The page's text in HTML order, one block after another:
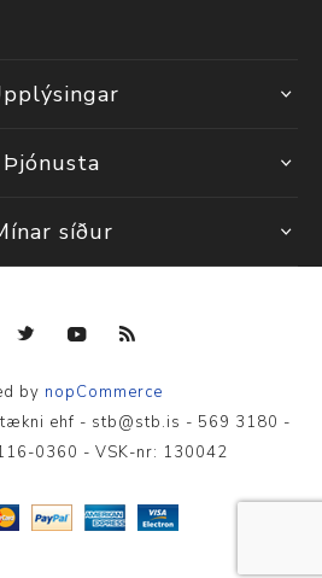
Þjónusta
síður
by nopCommerce
ehf - stb@stb.is - 569 3180 -
0360 - VSK-nr: 130042